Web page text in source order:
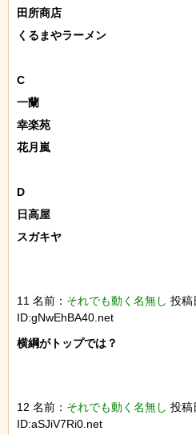
田所商店
くるまやラーメン
C
一蘭
幸楽苑
花月嵐
D
日高屋
スガキヤ
11 名前： それでも動く名無し 投稿
ID:gNwEhBA40.net
横綱がトップでは？
12 名前： それでも動く名無し 投稿
ID:aSJiV7Ri0.net